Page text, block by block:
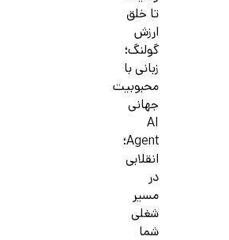
تا خلق
ارزش
گولنگ؛
زبانی با
محبوبیت
جهانی
AI
Agent؛
انقلابی
در
مسیر
شغلی
شما